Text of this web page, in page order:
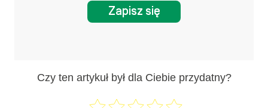
Zapisz się
Czy ten artykuł był dla Ciebie przydatny?